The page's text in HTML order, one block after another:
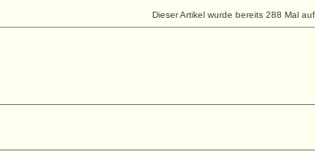
Dieser Artikel wurde bereits 288 Mal